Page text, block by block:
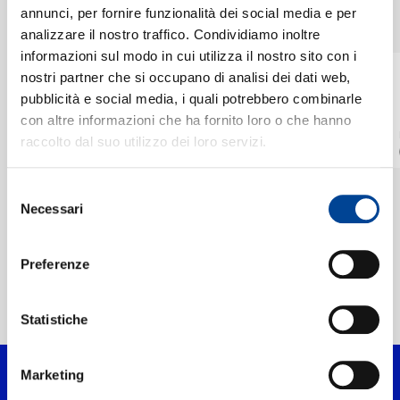
annunci, per fornire funzionalità dei social media e per
analizzare il nostro traffico. Condividiamo inoltre
informazioni sul modo in cui utilizza il nostro sito con i
nostri partner che si occupano di analisi dei dati web,
pubblicità e social media, i quali potrebbero combinarle
con altre informazioni che ha fornito loro o che hanno
raccolto dal suo utilizzo dei loro servizi.
delNecessari
Preferenze
Statistiche
Marketing
SINGOLI
VEDI TUTTI
METALLICA, SAN
FRANCISCO
SYMPHONY
All Within My Hands
LIVE AT THE CHASE CENTER, SAN FRANCISCO / 2019 / RADIO EDIT
Digitale
METALLICA, SAN
FRANCISCO
SYMPHONY
Nothing Else Matters
Digitale
Home Classica San Francisco Symphony
CHI SIAMO
CONTATTI